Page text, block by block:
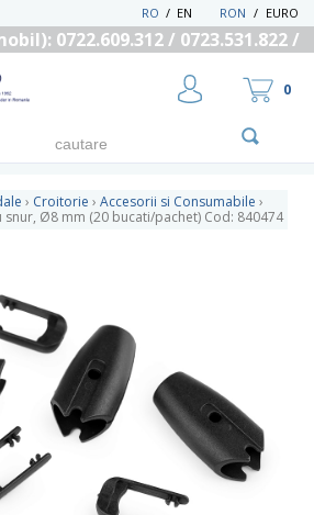
RON / EURO
EN
/
RO
0722.609.312 / 0723.531.822 /
0
› Croitorie › Accesorii si Consumabile ›
Ø8 mm (20 bucati/pachet) Cod: 840474